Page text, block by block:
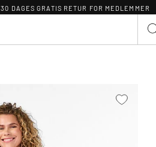
30 DAGES GRATIS RETUR FOR MEDLEMMER